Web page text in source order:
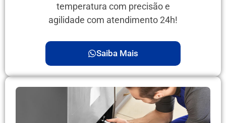
temperatura com precisão e
agilidade com atendimento 24h!
Saiba Mais